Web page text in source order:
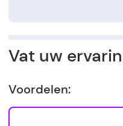
Vat uw
Voordelen: